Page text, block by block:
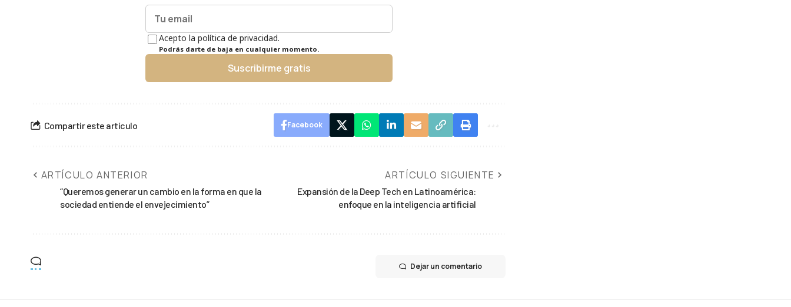
Acepto la política de privacidad.
Podrás darte de baja en cualquier momento.
Suscribirme gratis
Compartir este artículo Facebook
ARTÍCULO ANTERIOR
“Queremos generar un cambio en la forma en que la
sociedad entiende el envejecimiento”
ARTÍCULO SIGUIENTE
Expansión de la Deep Tech en Latinoamérica:
enfoque en la inteligencia artificial
Dejar un comentario